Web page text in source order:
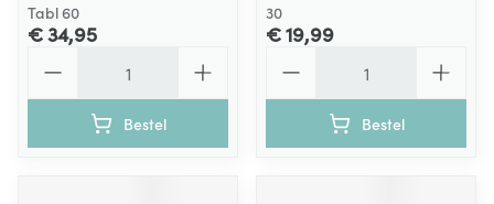
Tabl 60
€ 34,95
Bestel
30
€ 19,99
Bestel